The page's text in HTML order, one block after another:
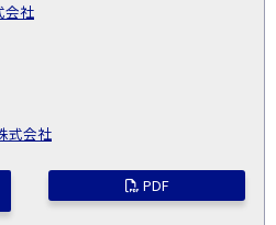
会社
式会社
PDF